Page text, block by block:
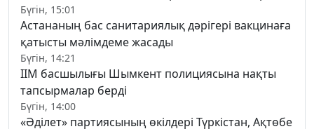
Бүгін, 15:01
Астананың бас санитариялық дәрігері вакцинаға
қатысты мәлімдеме жасады
Бүгін, 14:21
ІІМ басшылығы Шымкент полициясына нақты
тапсырмалар берді
Бүгін, 14:00
«Әділет» партиясының өкілдері Түркістан, Ақтөбе